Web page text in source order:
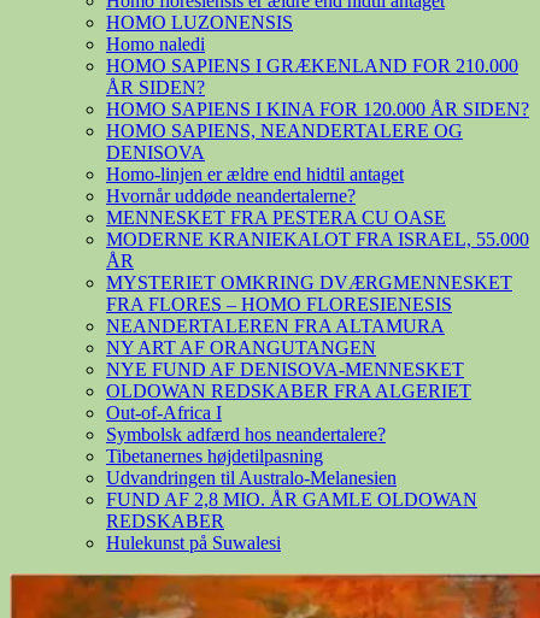
HOMO LUZONENSIS
Homo naledi
HOMO SAPIENS I GRÆKENLAND FOR 210.000
ÅR SIDEN?
HOMO SAPIENS I KINA FOR 120.000 ÅR SIDEN?
HOMO SAPIENS, NEANDERTALERE OG
DENISOVA
Homo-linjen er ældre end hidtil antaget
Hvornår uddøde neandertalerne?
MENNESKET FRA PESTERA CU OASE
MODERNE KRANIEKALOT FRA ISRAEL, 55.000
ÅR
MYSTERIET OMKRING DVÆRGMENNESKET
FRA FLORES – HOMO FLORESIENESIS
NEANDERTALEREN FRA ALTAMURA
NY ART AF ORANGUTANGEN
NYE FUND AF DENISOVA-MENNESKET
OLDOWAN REDSKABER FRA ALGERIET
Out-of-Africa I
Symbolsk adfærd hos neandertalere?
Tibetanernes højdetilpasning
Udvandringen til Australo-Melanesien
FUND AF 2,8 MIO. ÅR GAMLE OLDOWAN
REDSKABER
Hulekunst på Suwalesi